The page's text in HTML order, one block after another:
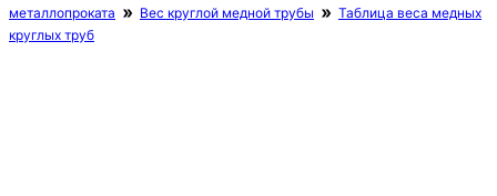
металлопроката
Вес круглой медной трубы
Таблица веса медных
круглых труб